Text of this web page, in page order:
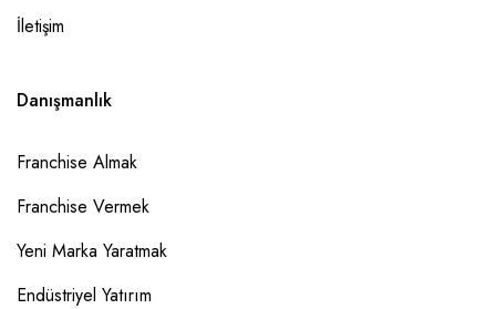
İletişim
Danışmanlık
Franchise Almak
Franchise Vermek
Yeni Marka Yaratmak
Endüstriyel Yatırım